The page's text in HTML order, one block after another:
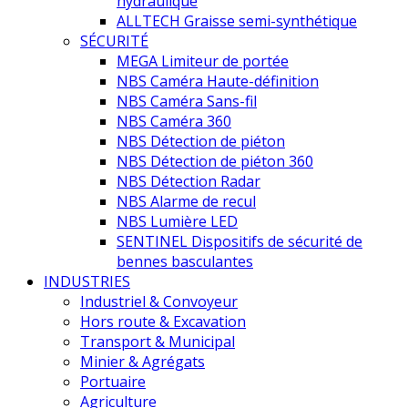
ALLTECH Graisse semi-synthétique
SÉCURITÉ
MEGA Limiteur de portée
NBS Caméra Haute-définition
NBS Caméra Sans-fil
NBS Caméra 360
NBS Détection de piéton
NBS Détection de piéton 360
NBS Détection Radar
NBS Alarme de recul
NBS Lumière LED
SENTINEL Dispositifs de sécurité de
bennes basculantes
INDUSTRIES
Industriel & Convoyeur
Hors route & Excavation
Transport & Municipal
Minier & Agrégats
Portuaire
Agriculture